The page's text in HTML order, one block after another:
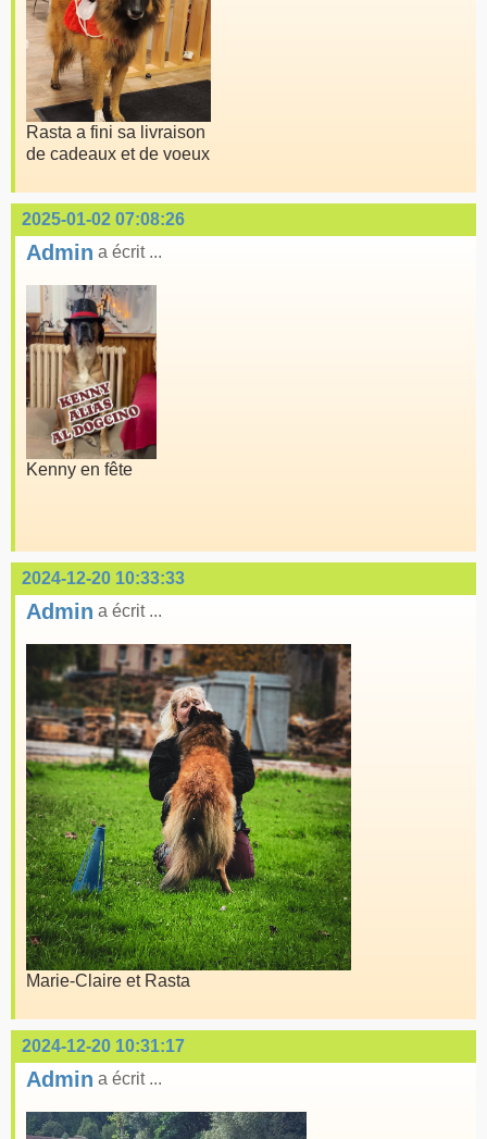
Rasta a fini sa livraison
de cadeaux et de voeux
2025-01-02 07:08:26
Admin a écrit ...
Kenny en fête
2024-12-20 10:33:33
Admin a écrit ...
Marie-Claire et Rasta
2024-12-20 10:31:17
Admin a écrit ...